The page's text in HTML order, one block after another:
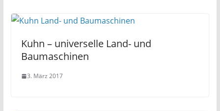
Kuhn – universelle Land- und
Baumaschinen
3. März 2017